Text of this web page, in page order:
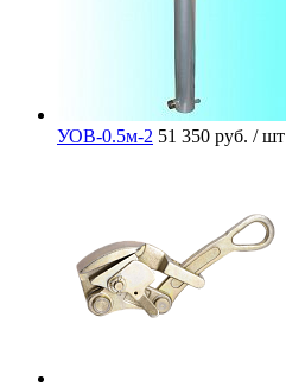
УОВ-0.5м-2 51 350 руб. / шт